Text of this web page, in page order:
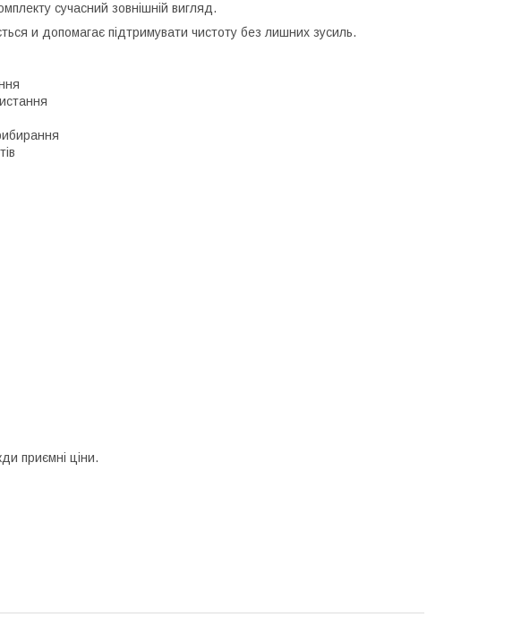
сучасний зовнішній вигляд.
и допомагає підтримувати чистоту без лишних зусиль.
приємні ціни.